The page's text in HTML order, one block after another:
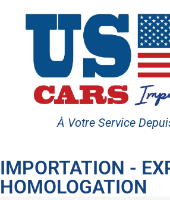
À Votre Service
IMPORTATION -
HOMOLOGATION